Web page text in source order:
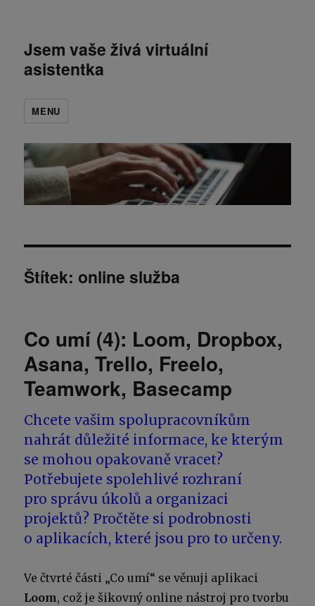
Jsem vaše živá virtuální
asistentka
MENU
Štítek: online služba
Co umí (4): Loom, Dropbox,
Asana, Trello, Freelo,
Teamwork, Basecamp
Chcete vašim spolupracovníkům
nahrát důležité informace, ke kterým
se mohou opakovaně vracet?
Potřebujete spolehlivé rozhraní
pro správu úkolů a organizaci
projektů? Pročtěte si podrobnosti
o aplikacích, které jsou pro to určeny.
Ve čtvrté části „Co umí“ se věnuji aplikaci
Loom, což je šikovný online nástroj pro tvorbu